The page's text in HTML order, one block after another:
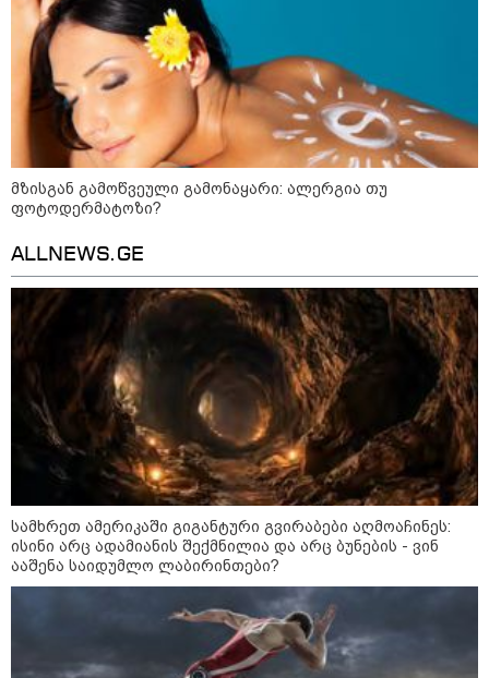
კატეგორიები
8
აგვისტო
8 აგვისტო ახალ შთაგონებასა და ემოციურ სიახლოვეს
მოიტანს. გაიზრდება ინტერესი შემოქმედებითი საქმიანობისა
და კულტურული ღონისძიებების მიმართ. საღამო
განსაკუთრებით ხელსაყრელია საყვარელ ადამიანებთან
დროის გასატარებლად და თბილი, გულახდილი
საუბრებისთვის.
აგვისტო აგარაკზე: ეს 5 საქმე
უნდა მოასწროთ შემოდგომის
დადგომამდე
მზისგან გამოწვეული გამონაყარი: ალერგია თუ
ფოტოდერმატოზი?
ALLNEWS.GE
სამხრეთ ამერიკაში გიგანტური გვირაბები აღმოაჩინეს:
ისინი არც ადამიანის შექმნილია და არც ბუნების - ვინ
ააშენა საიდუმლო ლაბირინთები?